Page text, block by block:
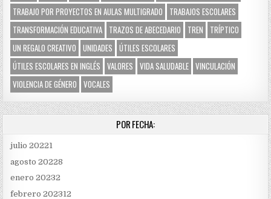
TRABAJO POR PROYECTOS EN AULAS MULTIGRADO
TRABAJOS ESCOLARES
TRANSFORMACIÓN EDUCATIVA TRAZOS DE ABECEDARIO TREN
TRÍPTICO
UN REGALO CREATIVO
UNIDADES
ÚTILES ESCOLARES
ÚTILES ESCOLARES EN INGLÉS
VALORES VIDA SALUDABLE VINCULACIÓN
VIOLENCIA DE GÉNERO
VOCALES
POR FECHA:
julio 20221
agosto 20228
enero 20232
febrero 202312